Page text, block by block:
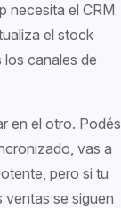
necesita el CRM
el stock
los canales de
en el otro. Podés
vas a
pero si tu
se siguen